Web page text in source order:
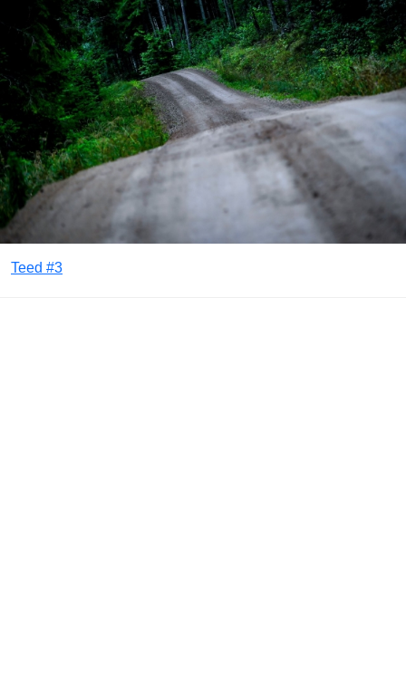
Teed #3